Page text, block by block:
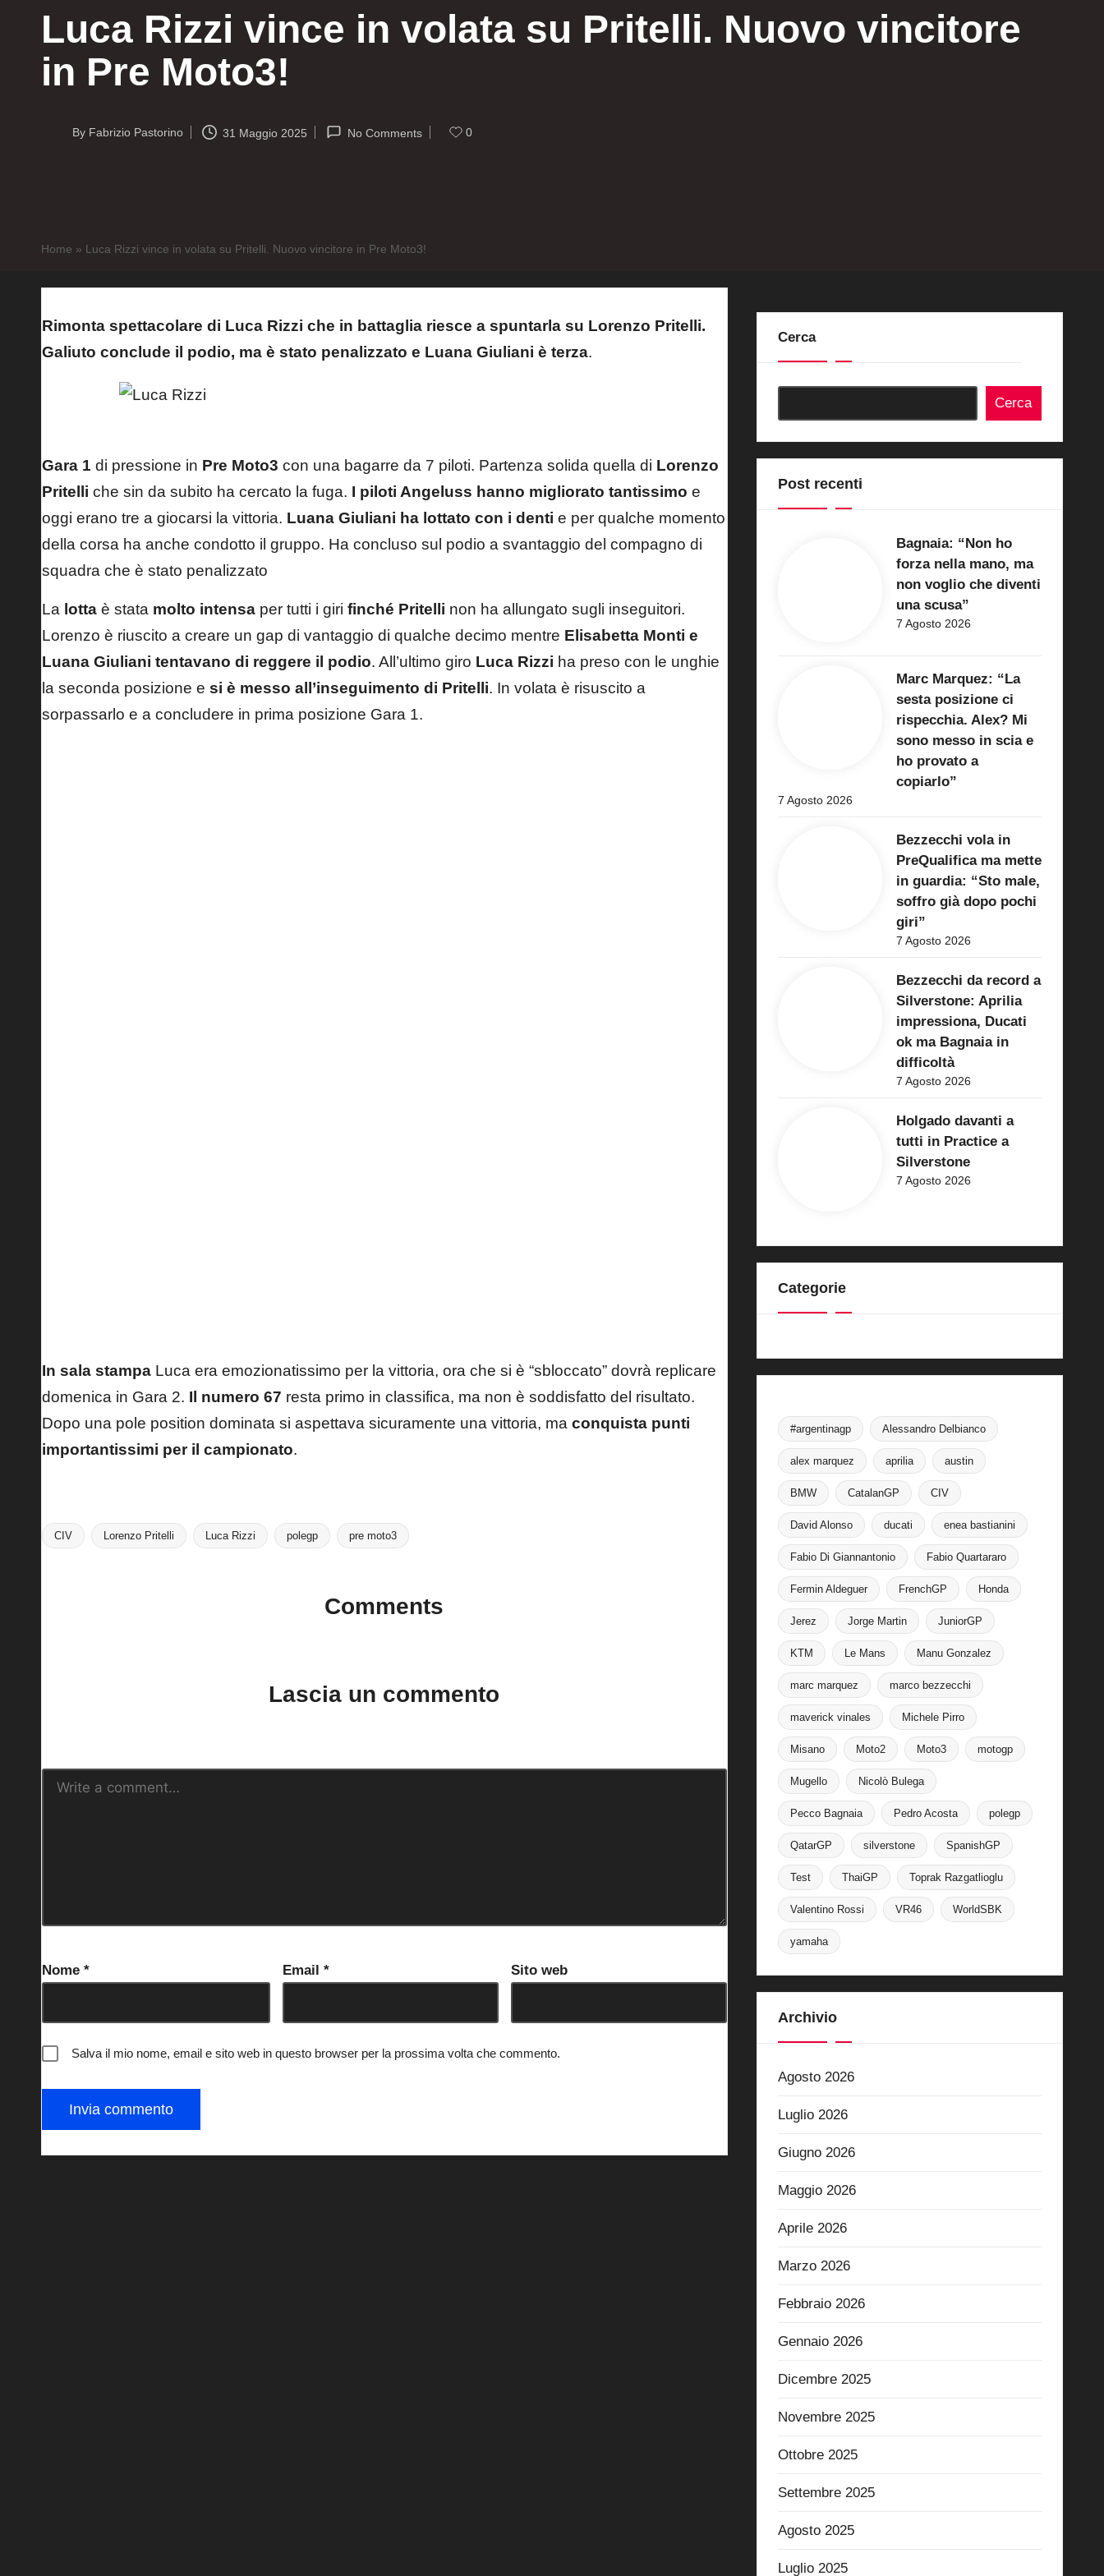
Luca Rizzi vince in volata su Pritelli. Nuovo vincitore
in Pre Moto3!
PostedBy Fabrizio Pastorino 31 Maggio 2025 No Comments 0
Home » Luca Rizzi vince in volata su Pritelli. Nuovo vincitore in Pre Moto3!
Rimonta spettacolare di Luca Rizzi che in battaglia riesce a spuntarla su Lorenzo Pritelli.
Galiuto conclude il podio, ma è stato penalizzato e Luana Giuliani è terza.
Gara 1 di pressione in Pre Moto3 con una bagarre da 7 piloti. Partenza solida quella di Lorenzo
Pritelli che sin da subito ha cercato la fuga. I piloti Angeluss hanno migliorato tantissimo e
oggi erano tre a giocarsi la vittoria. Luana Giuliani ha lottato con i denti e per qualche momento
della corsa ha anche condotto il gruppo. Ha concluso sul podio a svantaggio del compagno di
squadra che è stato penalizzato
La lotta è stata molto intensa per tutti i giri finché Pritelli non ha allungato sugli inseguitori.
Lorenzo è riuscito a creare un gap di vantaggio di qualche decimo mentre Elisabetta Monti e
Luana Giuliani tentavano di reggere il podio. All’ultimo giro Luca Rizzi ha preso con le unghie
la seconda posizione e si è messo all’inseguimento di Pritelli. In volata è risuscito a
sorpassarlo e a concludere in prima posizione Gara 1.
In sala stampa Luca era emozionatissimo per la vittoria, ora che si è “sbloccato” dovrà replicare
domenica in Gara 2. Il numero 67 resta primo in classifica, ma non è soddisfatto del risultato.
Dopo una pole position dominata si aspettava sicuramente una vittoria, ma conquista punti
importantissimi per il campionato.
Tags:
CIV Lorenzo Pritelli Luca Rizzi polegp pre moto3
Comments
Lascia un commento
Nome * Email * Sito web
Salva il mio nome, email e sito web in questo browser per la prossima volta che commento.
Cerca
Cerca
Post recenti
Bagnaia: “Non ho
forza nella mano, ma
non voglio che diventi
una scusa”
7 Agosto 2026
Marc Marquez: “La
sesta posizione ci
rispecchia. Alex? Mi
sono messo in scia e
ho provato a
copiarlo”
7 Agosto 2026
Bezzecchi vola in
PreQualifica ma mette
in guardia: “Sto male,
soffro già dopo pochi
giri”
7 Agosto 2026
Bezzecchi da record a
Silverstone: Aprilia
impressiona, Ducati
ok ma Bagnaia in
difficoltà
7 Agosto 2026
Holgado davanti a
tutti in Practice a
Silverstone
7 Agosto 2026
Categorie
#argentinagp Alessandro Delbianco
alex marquez aprilia austin
BMW CatalanGP CIV
David Alonso ducati enea bastianini
Fabio Di Giannantonio Fabio Quartararo
Fermin Aldeguer FrenchGP Honda
Jerez Jorge Martin JuniorGP
KTM Le Mans Manu Gonzalez
marc marquez marco bezzecchi
maverick vinales Michele Pirro
Misano Moto2 Moto3 motogp
Mugello Nicolò Bulega
Pecco Bagnaia Pedro Acosta polegp
QatarGP silverstone SpanishGP
Test ThaiGP Toprak Razgatlioglu
Valentino Rossi VR46 WorldSBK
yamaha
Archivio
Agosto 2026
Luglio 2026
Giugno 2026
Maggio 2026
Aprile 2026
Marzo 2026
Febbraio 2026
Gennaio 2026
Dicembre 2025
Novembre 2025
Ottobre 2025
Settembre 2025
Agosto 2025
Luglio 2025